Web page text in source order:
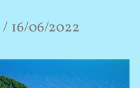
16/06/2022